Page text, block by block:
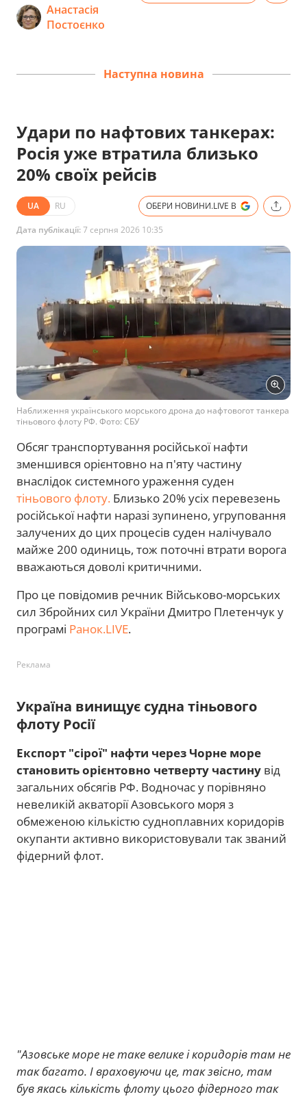
Анастасія
Постоєнко
Наступна новина
Удари по нафтових танкерах:
Росія уже втратила близько
20% своїх рейсів
UA RU ОБЕРИ НОВИНИ.LIVE В
Дата публікації:7 серпня 2026 10:35
Наближення українського морського дрона до нафтовогот танкера
тіньового флоту РФ. Фото: СБУ
Обсяг транспортування російської нафти
зменшився орієнтовно на п'яту частину
внаслідок системного ураження суден
тіньового флоту. Близько 20% усіх перевезень
російської нафти наразі зупинено, угруповання
залучених до цих процесів суден налічувало
майже 200 одиниць, тож поточні втрати ворога
вважаються доволі критичними.
Про це повідомив речник Військово-морських
сил Збройних сил України Дмитро Плетенчук у
програмі Ранок.LIVE.
Реклама
Україна винищує судна тіньового
флоту Росії
Експорт "сірої" нафти через Чорне море
становить орієнтовно четверту частину від
загальних обсягів РФ. Водночас у порівняно
невеликій акваторії Азовського моря з
обмеженою кількістю судноплавних коридорів
окупанти активно використовували так званий
фідерний флот.
"Азовське море не таке велике і коридорів там не
так багато. І враховуючи це, так звісно, там
був якась кількість флоту цього фідерного так